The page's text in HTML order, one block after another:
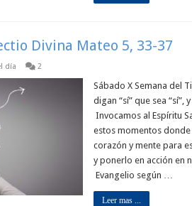
Divina Mateo 5, 33-37
día 2
Sábado X Semana del
digan “sí” que sea “sí”,
Invocamos al Espíritu
estos momentos
corazón y mente para
y ponerlo en acción en
Evangelio según …
Leer mas ...